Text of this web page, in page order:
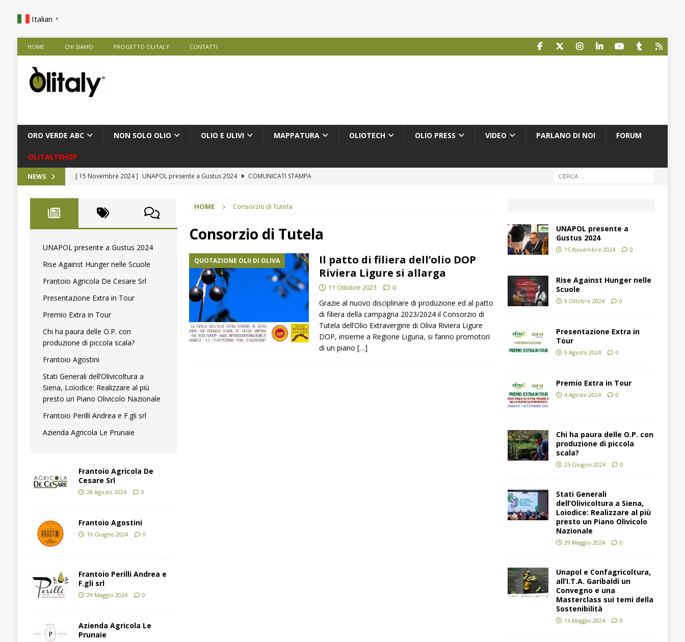
Italian ▼
HOME CHI SIAMO PROGETTO OLITALY CONTATTI
ORO VERDE ABC NON SOLO OLIO OLIO E ULIVI MAPPATURA OLIOTECH OLIO PRESS VIDEO PARLANO DI NOI FORUM
OLITALYSHOP
NEWS [ 15 Novembre 2024 ] UNAPOL presente a Gustus 2024
COMUNICATI STAMPA
[ 28 Agosto 2024 ]
Frantoio Agricola De Cesare Srl
PRODUTTORI OLEARI
[ 9 Agosto 2024 ] Presentazione Extra in Tour
[ 4 Agosto 2024 ] Premio Extra in Tour
[ 4 Aprile 2018 ] Olitaly lancia la mappatura dei piccoli produttori. COMUNICATI STAMPA
HOME Consorzio di Tutela
Consorzio di Tutela
QUOTAZIONE OLII DI OLIVA
Il patto di filiera dell’olio DOP
Riviera Ligure si allarga
11 Ottobre 2023 0
Grazie al nuovo disciplinare di produzione ed al patto
di filiera della campagna 2023/2024 il Consorzio di
Tutela dell’Olio Extravergine di Oliva Riviera Ligure
DOP, insieme a Regione Liguria, si fanno promotori
di un piano[…]
UNAPOL presente a Gustus 2024
Rise Against Hunger nelle Scuole
Frantoio Agricola De Cesare Srl
Presentazione Extra in Tour
Premio Extra in Tour
Chi ha paura delle O.P. con
produzione di piccola scala?
Frantoio Agostini
Stati Generali dell’Olivicoltura a
Siena, Loiodice: Realizzare al più
presto un Piano Olivicolo Nazionale
Frantoio Perilli Andrea e F.gli srl
Azienda Agricola Le Prunaie
Frantoio Agricola De
Cesare Srl
28 Agosto 2024 0
Frantoio Agostini
19 Giugno 2024 0
Frantoio Perilli Andrea e
F.gli srl
29 Maggio 2024 0
Azienda Agricola Le
Prunaie
UNAPOL presente a
Gustus 2024
15 Novembre 2024 0
Rise Against Hunger nelle
Scuole
9 Ottobre 2024 0
Presentazione Extra in
Tour
9 Agosto 2024 0
Premio Extra in Tour
4 Agosto 2024 0
Chi ha paura delle O.P. con
produzione di piccola
scala?
25 Giugno 2024 0
Stati Generali
dell’Olivicoltura a Siena,
Loiodice: Realizzare al più
presto un Piano Olivicolo
Nazionale
29 Maggio 2024 0
Unapol e Confagricoltura,
all’I.T.A. Garibaldi un
Convegno e una
Masterclass sui temi della
Sostenibilità
16 Maggio 2024 0